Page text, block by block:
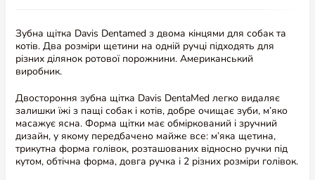
Зубна щітка Davis Dentamed з двома кінцями для собак та
котів. Два розміри щетини на одній ручці підходять для
різних ділянок ротової порожнини. Американський
виробник.
Двостороння зубна щітка Davis DentaMed легко видаляє
залишки їжі з пащі собак і котів, добре очищає зуби, м’яко
масажує ясна. Форма щітки має обміркований і зручний
дизайн, у якому передбачено майже все: м’яка щетина,
трикутна форма голівок, розташованих відносно ручки під
кутом, обтічна форма, довга ручка і 2 різних розміри голівок.